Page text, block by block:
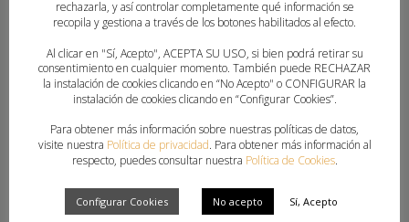
Carrús.
Zubileta Evolution BM Zuazo : Alba Sánchez (8),
Estíbaliz Velasco (4), Ainhoa Hernández (1),
Oihane Manrique (2), Alexandra Gil, Ariadna
González, Maider Barros, Maddi Aalla, June Loidi,
Ane Encina (2), Anne Erauskin (3), Maddi
Fernández-Agustí (1), Amaia González de Garibay
rechazarla, y así controlar completamente qué información se
recopila y gestiona a través de los botones habilitados al efecto.
Al clicar en "Sí, Acepto", ACEPTA SU USO, si bien podrá retirar su
consentimiento en cualquier momento. También puede RECHAZAR
la instalación de cookies clicando en “No Acepto" o CONFIGURAR la
instalación de cookies clicando en “Configurar Cookies”.
Para obtener más información sobre nuestras políticas de datos,
visite nuestra Política de privacidad. Para obtener más información al
respecto, puedes consultar nuestra Política de Cookies.
Configurar Cookies No acepto Sí, Acepto